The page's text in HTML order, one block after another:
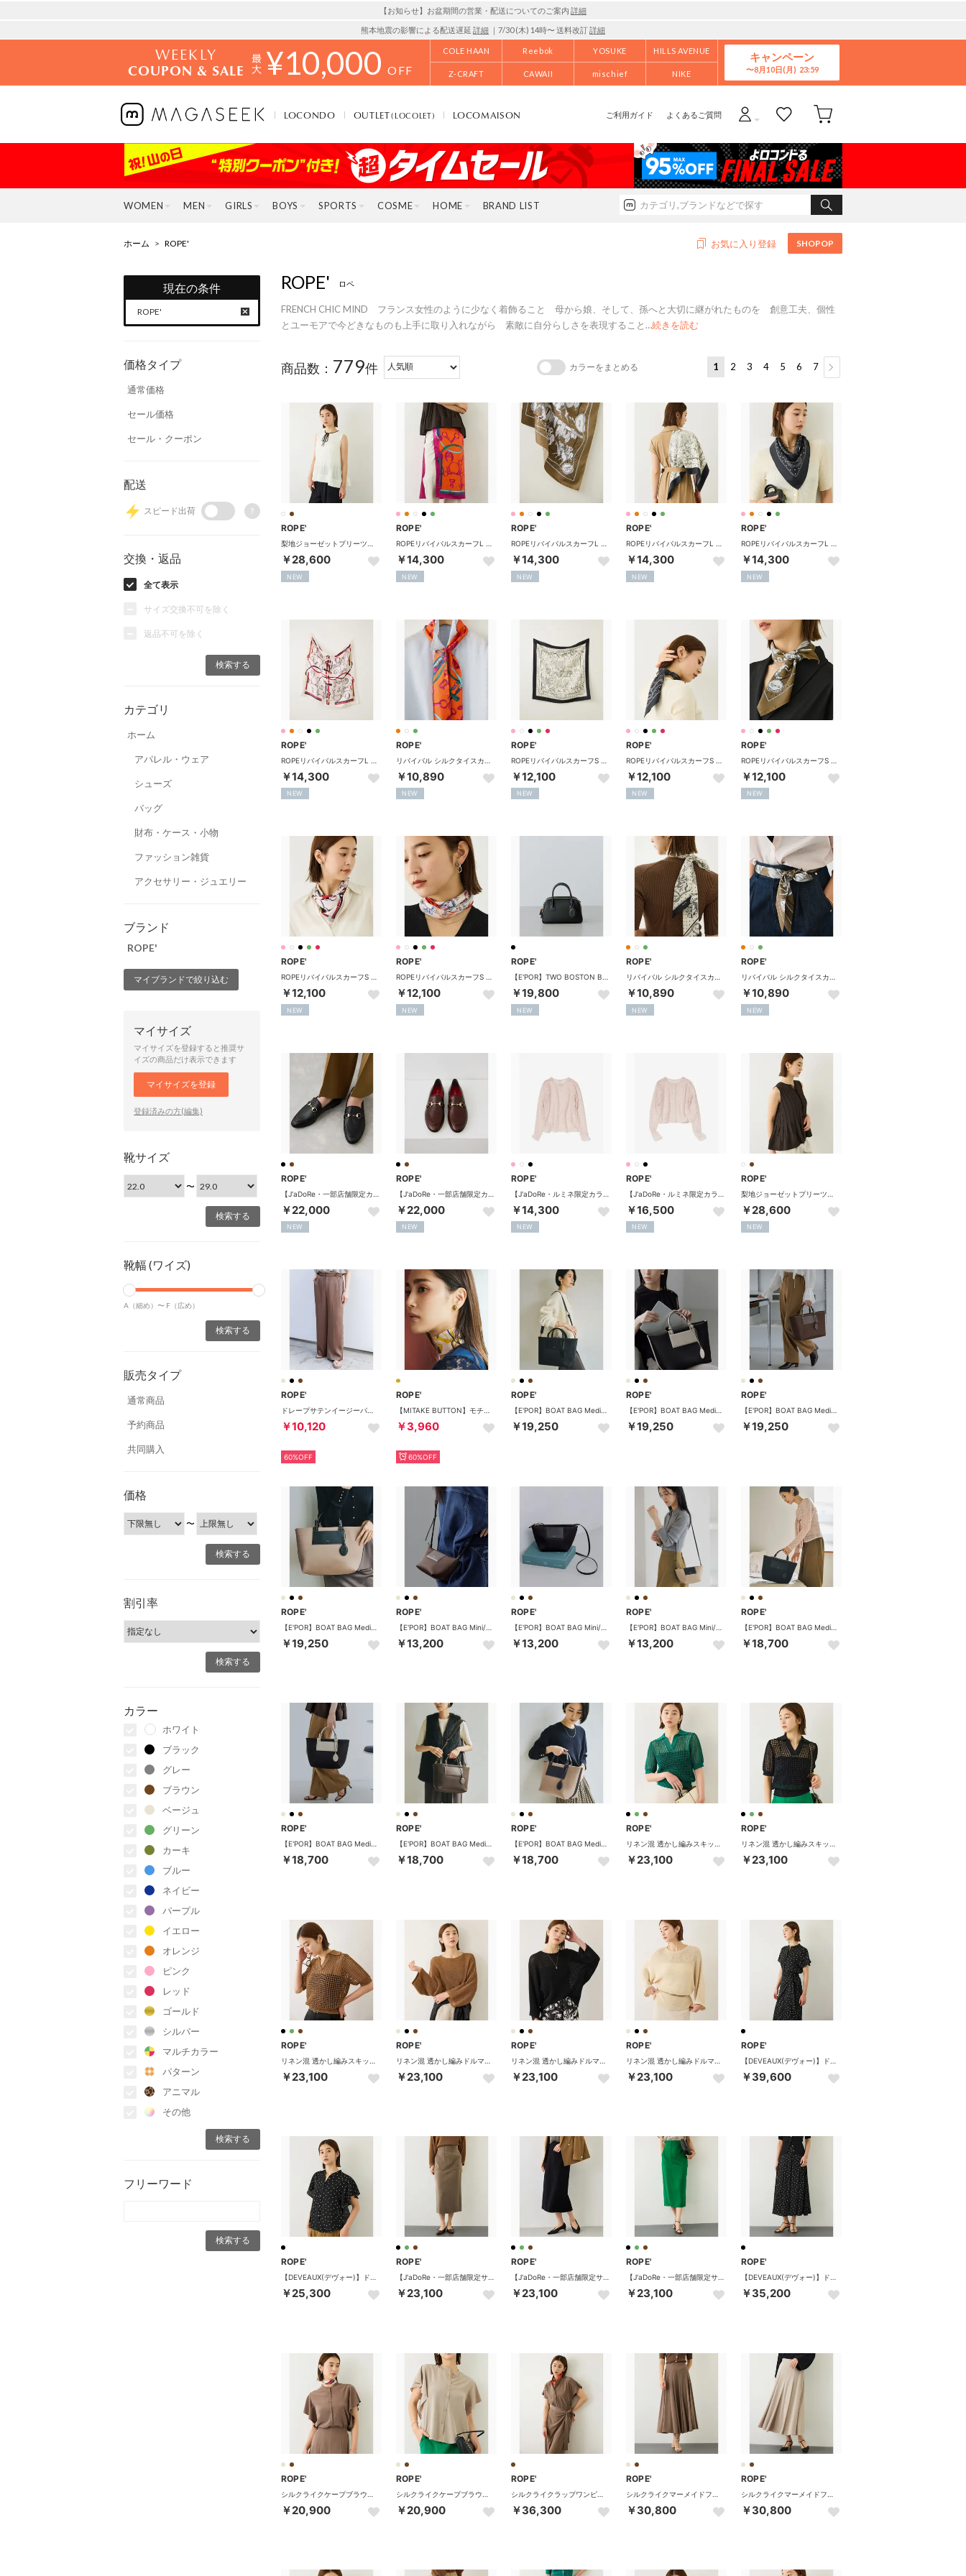
【お知らせ】お盆期間の営業・配送についてのご案内 詳細
熊本地震の影響による配送遅延 詳細 ｜7/30 (木) 14時〜 送料改訂詳細
WEEKLY
COUPON & SALE ¥10,000 OFF
COLE HAAN Reebok YOSUKE HILLS AVENUE
Z-CRAFT CAWAII mischief NIKE
キャンペーン
8月10日(月)
LOCONDO OUTLET(LOCOLET) LOCOMAISON ご利用ガイド よくあるご質問
WOMEN MEN GIRLS BOYS SPORTS COSME HOME BRAND LIST
ホーム > ROPE' お気に入り登録 SHOPOP
現在の条件
ROPE'
価格タイプ
通常価格
セール価格
セール・クーポン
配送
スピード出荷 ?
交換・返品
全て表示
サイズ交換不可を除く
返品不可を除く
カテゴリ
ホーム
アパレル・ウェア
シューズ
バッグ
財布・ケース・小物
ファッション雑貨
アクセサリー・ジュエリー
ブランド
ROPE'
マイブランドで絞り込む
マイサイズ
マイサイズを登録すると推奨サ
イズの商品だけ表示できます
マイサイズを登録
登録済みの方(編集)
靴サイズ
〜
靴幅 (ワイズ)
A（細め）〜 F（広め）
販売タイプ
通常商品
予約商品
共同購入
価格
〜
割引率
カラー
ホワイト
ブラック
グレー
ブラウン
ベージュ
グリーン
カーキ
ブルー
ネイビー
パープル
イエロー
オレンジ
ピンク
レッド
ゴールド
シルバー
マルチカラー
パターン
アニマル
その他
フリーワード
ROPE' ロペ
FRENCH CHIC MIND フランス女性のように少なく着飾ること 母から娘、そして、孫へと大切に継がれたものを 創意工夫、個性
とユーモアで今どきなものも上手に取り入れながら 素敵に自分らしさを表現すること…続きを読む
商品数： 779件 カラーをまとめる 1 2 3 4 5 6 7
ROPE'
￥28,600
NEW
ROPE'
￥14,300
NEW
ROPE'
￥14,300
NEW
ROPE'
￥14,300
NEW
ROPE'
￥14,300
NEW
ROPE'
￥14,300
NEW
ROPE'
￥10,890
NEW
ROPE'
￥12,100
NEW
ROPE'
￥12,100
NEW
ROPE'
￥12,100
NEW
ROPE'
￥12,100
NEW
ROPE'
￥12,100
NEW
ROPE'
￥19,800
NEW
ROPE'
￥10,890
NEW
ROPE'
￥10,890
NEW
ROPE'
￥22,000
NEW
ROPE'
￥22,000
NEW
ROPE'
￥14,300
NEW
ROPE'
￥16,500
NEW
ROPE'
￥28,600
NEW
ROPE'
￥10,120
60%OFF
ROPE'
￥3,960
60%OFF
ROPE'
￥19,250
ROPE'
￥19,250
ROPE'
￥19,250
ROPE'
￥19,250
ROPE'
￥13,200
ROPE'
￥13,200
ROPE'
￥13,200
ROPE'
￥18,700
ROPE'
￥18,700
ROPE'
￥18,700
ROPE'
￥18,700
ROPE'
￥23,100
ROPE'
￥23,100
ROPE'
￥23,100
ROPE'
￥23,100
ROPE'
￥23,100
ROPE'
￥23,100
ROPE'
￥39,600
ROPE'
￥25,300
ROPE'
￥23,100
ROPE'
￥23,100
ROPE'
￥23,100
ROPE'
￥35,200
ROPE'
￥20,900
ROPE'
￥20,900
ROPE'
￥36,300
ROPE'
￥30,800
ROPE'
￥30,800